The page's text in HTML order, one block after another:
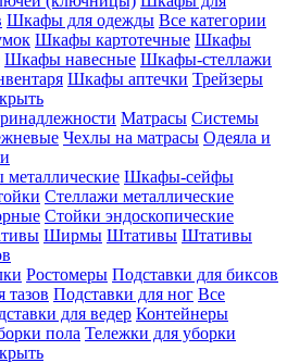
Шкафы для одежды Все категории
Шкафы картотечные Шкафы
Шкафы навесные Шкафы-стеллажи
Шкафы аптечки Трейзеры
Матрасы Системы
Чехлы на матрасы Одеяла и
Шкафы-сейфы
Стеллажи металлические
Стойки эндоскопические
Ширмы Штативы Штативы
Ростомеры Подставки для биксов
тазов Подставки для ног Все
для ведер Контейнеры
пола Тележки для уборки